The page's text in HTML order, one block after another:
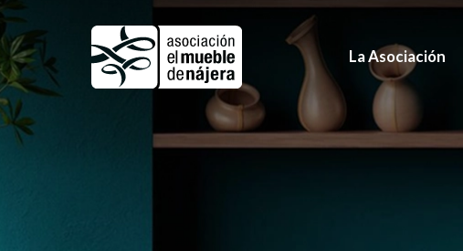
Skip
to
main
content
La Asociación